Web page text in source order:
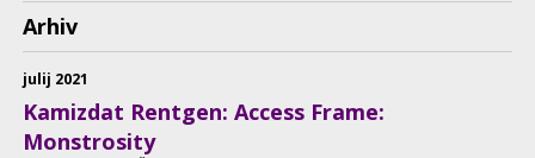
Arhiv
julij 2021
Kamizdat Rentgen: Access Frame:
Monstrosity